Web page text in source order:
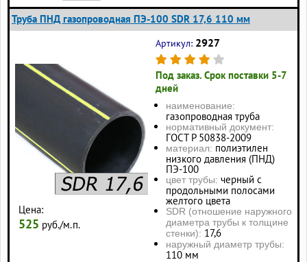
Труба ПНД газопроводная ПЭ-100 SDR 17,6 110 мм
Цена:
525 руб./м.п.
Артикул: 2927
Под заказ. Срок поставки 5-7
дней
наименование:
газопроводная труба
нормативный документ:
ГОСТ Р 50838-2009
материал: полиэтилен
низкого давления (ПНД)
ПЭ-100
цвет трубы: черный с
продольными полосами
желтого цвета
SDR (отношение наружного
диаметра трубы к толщине
стенки): 17,6
наружный диаметр трубы:
110 мм